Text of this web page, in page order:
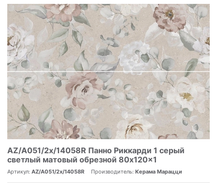
AZ/A051/2x/14058R Панно Риккарди 1 серый
светлый матовый обрезной 80x120x1
Артикул: AZ/A051/2x/14058R Производитель: Керама Марацци